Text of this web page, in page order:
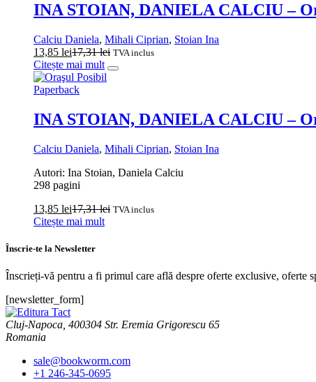
INA STOIAN, DANIELA CALCIU –
Calciu Daniela, Mihali Ciprian, Stoian Ina
13,85 lei17,31lei TVA inclus
Citește mai mult
Paperback
INA STOIAN, DANIELA CALCIU –
Calciu Daniela, Mihali Ciprian, Stoian Ina
Autori: Ina Stoian, Daniela Calciu
298 pagini
13,85 lei17,31lei TVA inclus
Citește mai mult
Înscrie-te la Newsletter
Înscrieți-vă pentru a fi primul care află despre oferte exclusive, oferte
[newsletter_form]
Cluj-Napoca, 400304 Str. Eremia Grigorescu 65
Romania
sale@bookworm.com
+1 246-345-0695